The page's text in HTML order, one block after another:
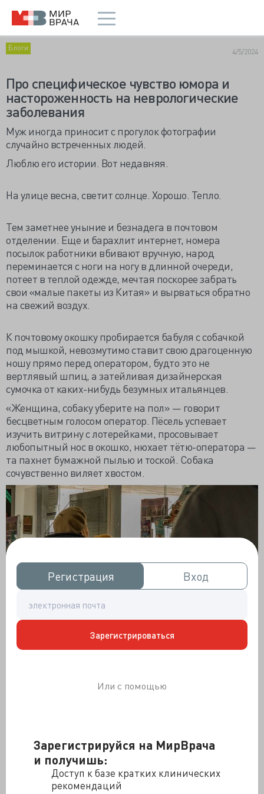
Зарегистрируйся на МирВрача
и получишь:
Доступ к базе кратких клинических
рекомендаций
Регистрация
Регистрация Вход
Вход
Зарегистрироваться
Или с помощью
Блоги 4/5/2024
Про специфическое чувство юмора и
настороженность на неврологические
заболевания
Муж иногда приносит с прогулок фотографии
случайно встреченных людей.
Люблю его истории. Вот недавняя.
На улице весна, светит солнце. Хорошо. Тепло.
Тем заметнее уныние и безнадега в почтовом
отделении. Еще и барахлит интернет, номера
посылок работники вбивают вручную, народ
переминается с ноги на ногу в длинной очереди,
потеет в теплой одежде, мечтая поскорее забрать
свои «малые пакеты из Китая» и вырваться обратно
на свежий воздух.
К почтовому окошку пробирается бабуля с собачкой
под мышкой, невозмутимо ставит свою драгоценную
ношу прямо перед оператором, будто это не
вертлявый шпиц, а затейливая дизайнерская
сумочка от каких-нибудь безумных итальянцев.
«Женщина, собаку уберите на пол» — говорит
бесцветным голосом оператор. Пёсель успевает
изучить витрину с лотерейками, просовывает
любопытный нос в окошко, нюхает тётю-оператора —
та пахнет бумажной пылью и тоской. Собака
сочувственно виляет хвостом.
«Где вы видите собаку? Это кошка!» — обиженно
заявляет посетительница, не переставая, впрочем,
перебирать и раскладывать квитанции на оплату.
Шпиц остается на прежнем месте, делает «цок-цок-